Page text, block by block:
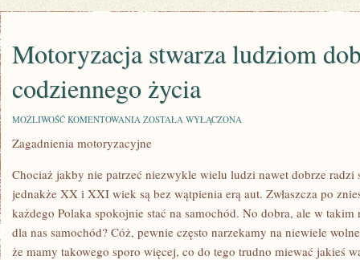
Motoryzacja stwarza ludziom
codziennego życia
MOŻLIWOŚĆ KOMENTOWANIA MOTORYZACJA
LUDZIOM
CODZIENNEGO
ŻYCIA
ZOSTAŁA WYŁĄCZONA
Zagadnienia motoryzacyjne
Chociaż jakby nie patrzeć niezwykle wielu ludzi nawet dobrze radzi
jednakże XX i XXI wiek są bez wątpienia erą aut. Zwłaszcza po
każdego Polaka spokojnie stać na samochód. No dobra, ale w
dla nas samochód? Cóż, pewnie często narzekamy na niewiele
że mamy takowego sporo więcej, co do tego trudno miewać jakieś